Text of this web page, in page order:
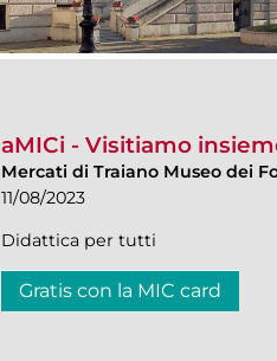
aMICi - Visitiamo
Mercati di Traiano Museo dei
11/08/2023
Didattica per tutti
Gratis con la MIC card